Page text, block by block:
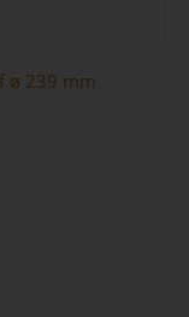
ø 239 mm